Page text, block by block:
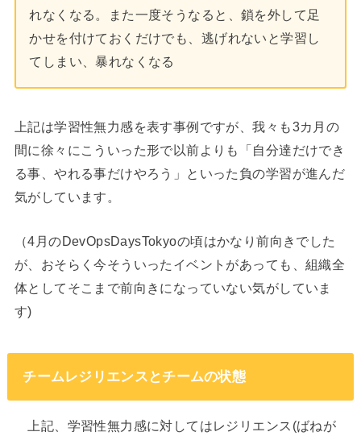
れなくなる。また一度そうなると、鎖を外して足
かせを付けておくだけでも、逃げれないと学習し
てしまい、暴れなくなる
上記は学習性無力感を表す事例ですが、我々も3カ月の
間に徐々にこういった形で以前よりも「自分達だけでき
る事、やれる事だけやろう」といった負の学習が進んだ
気がしています。
（4月のDevOpsDaysTokyoの頃はかなり前向きでした
が、おそらく今そういったイベントがあっても、組織全
体としてそこまで前向きになっていない気がしていま
す)
チームレジリエンスとチームの状態
上記、学習性無力感に対してはレジリエンス(ばねが